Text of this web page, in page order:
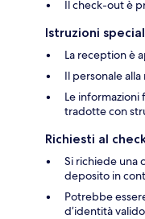
Il check-out è
Istruzioni
La reception è
Il personale
Le
tradotte con
Richiesti al
Si richiede una
deposito in
Potrebbe
d’identità valido